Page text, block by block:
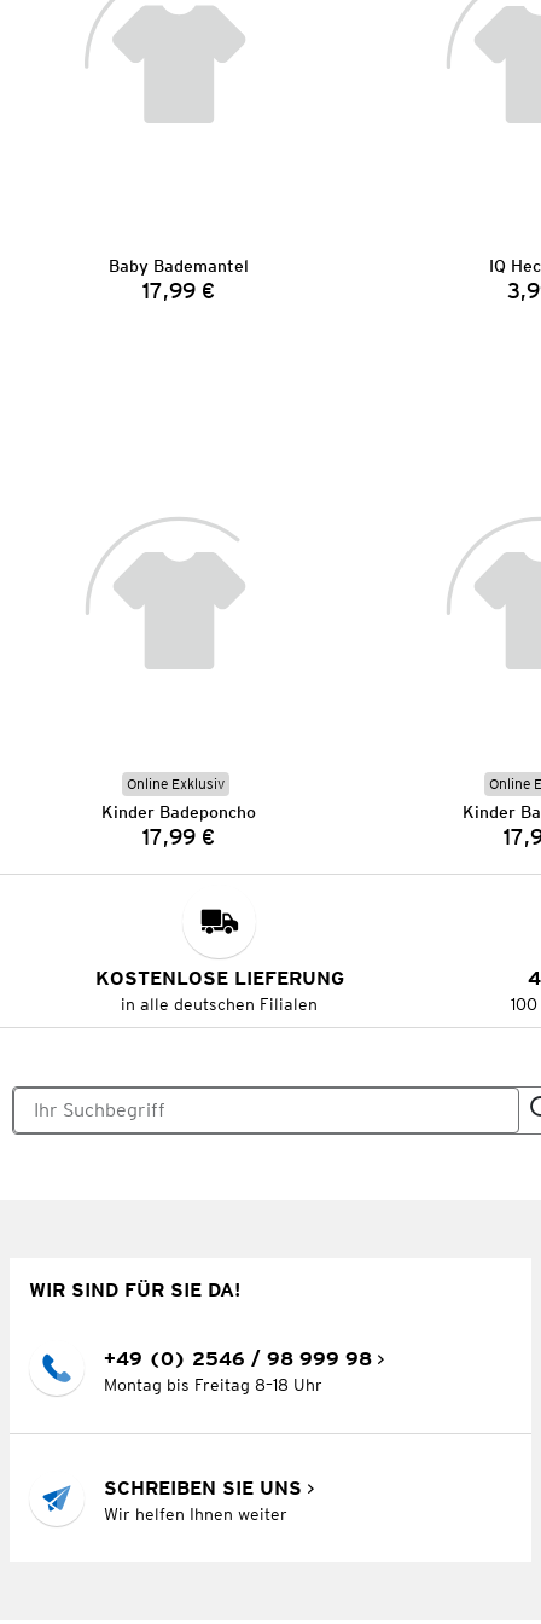
Baby Bademantel
Preis:
17,99 €
IQ
Online Exklusiv
Kinder Badeponcho
Preis:
17,99 €
Online
Kinder
KOSTENLOSE LIEFERUNG
in alle deutschen Filialen
WIR SIND FÜR SIE DA!
+49 (0) 2546 / 98 999 98
Montag bis Freitag 8–18 Uhr
SCHREIBEN SIE UNS
Wir helfen Ihnen weiter